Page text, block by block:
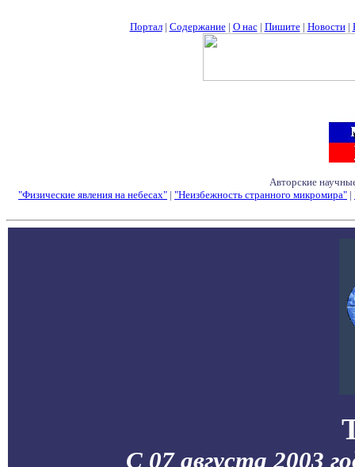
Портал| Содержание| О нас| Пишите| Новости|
Авторские
"Физические явления на небесах" | "Неизбежность странного микромира" |
С 07 августа 2003